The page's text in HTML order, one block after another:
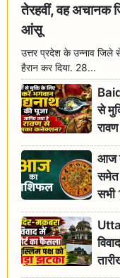
तेरहवीं, वह अचानक
आंसू
उत्तर प्रदेश के उन्नाव जिले
हैरान कर दिया. 28...
से
आज
समेत
सभी